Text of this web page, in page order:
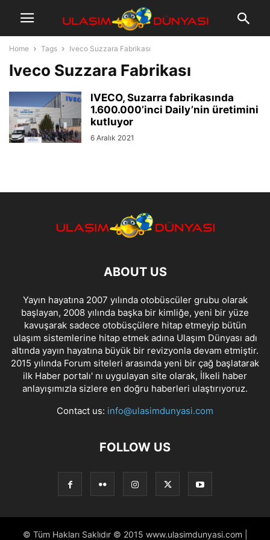
Home Tags Iveco Suzzara Fabrikası
Iveco Suzzara Fabrikası
IVECO, Suzarra fabrikasında
1.600.000’inci Daily’nin üretimini
kutluyor
6 Aralık 2021
ABOUT US
Yayın hayatına 2007 yılında otobüscüler grubu olarak
başlayan, 2008 yılında başka bir kimliğe, yeni bir yüze
kavuşarak sadece otobüsçülere hitap etmeyip bütün
ulaşım sistemlerine hitap etmek adına Ulaşım Dünyası adı
altında yayın hayatına büyük bir revizyonla devam etmiştir.
2015 yılında Forum siteleri arasında yeni bir çağ başlatarak
ilk Haber portalı' nı uygulayan site olarak, İlkeli haber
anlayışımızla sizlere en doğru haberleri ulaştırıyoruz.
Contact us: info@ulasimdunyasi.com
FOLLOW US
© Tüm Hakları Saklıdır © 2015 www.ulasimdunyasi.com |